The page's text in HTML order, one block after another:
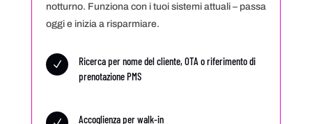
notturno. Funziona con i tuoi sistemi attuali – passa
oggi e inizia a risparmiare.
N
Ricerca per nome del cliente, OTA o riferimento di
prenotazione PMS
Accoglienza per walk-in